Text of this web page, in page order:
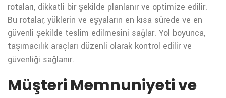
rotaları, dikkatli bir şekilde planlanır ve optimize edilir.
Bu rotalar, yüklerin ve eşyaların en kısa sürede ve en
güvenli şekilde teslim edilmesini sağlar. Yol boyunca,
taşımacılık araçları düzenli olarak kontrol edilir ve
güvenliği sağlanır.
Müşteri Memnuniyeti ve